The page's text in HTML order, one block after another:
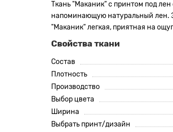
Ткань "Маканик" с принтом под
напоминающую натуральный лен.
"Маканик" легкая, приятная на
Свойства ткани
Состав
Плотность
Производство
Выбор цвета
Ширина
Выбрать принт/дизайн